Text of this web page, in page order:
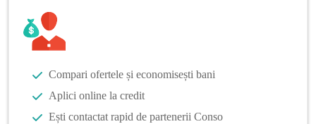
Compari ofertele și economisești bani
Aplici online la credit
Ești contactat rapid de partenerii Conso